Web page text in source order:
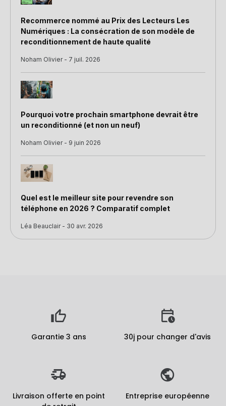
Recommerce nommé au Prix des Lecteurs Les
Numériques : La consécration de son modèle de
reconditionnement de haute qualité
Noham Olivier - 7 juil. 2026
Pourquoi votre prochain smartphone devrait être
un reconditionné (et non un neuf)
Noham Olivier - 9 juin 2026
Quel est le meilleur site pour revendre son
téléphone en 2026 ? Comparatif complet
Léa Beauclair - 30 avr. 2026
Garantie 3 ans 30j pour changer d'avis
Livraison offerte en point
Entreprise européenne